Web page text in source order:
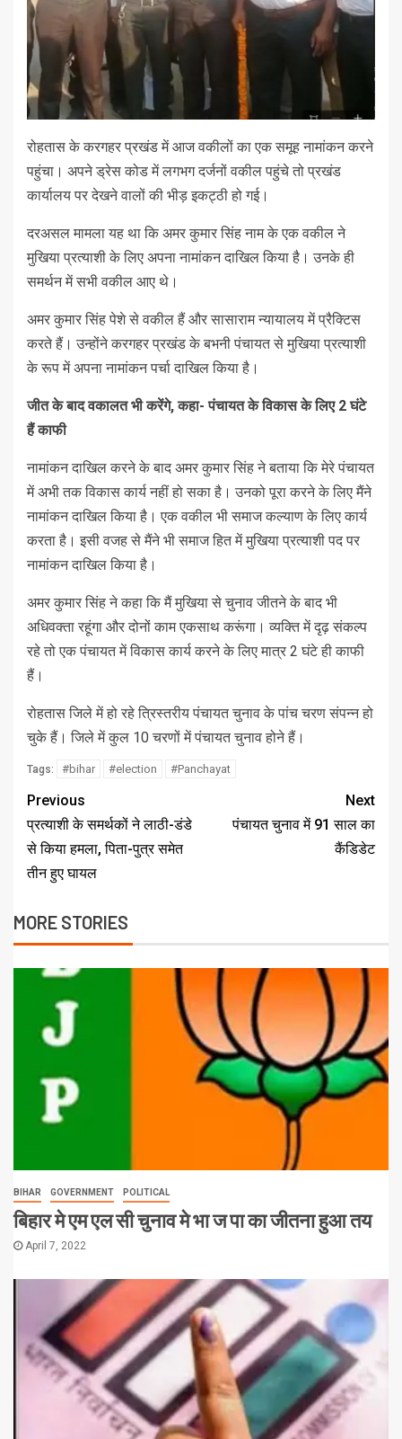
रोहतास के करगहर प्रखंड में आज वकीलों का एक समूह नामांकन करने
पहुंचा। अपने ड्रेस कोड में लगभग दर्जनों वकील पहुंचे तो प्रखंड
कार्यालय पर देखने वालों की भीड़ इकट्ठी हो गई।
दरअसल मामला यह था कि अमर कुमार सिंह नाम के एक वकील ने
मुखिया प्रत्याशी के लिए अपना नामांकन दाखिल किया है। उनके ही
समर्थन में सभी वकील आए थे।
अमर कुमार सिंह पेशे से वकील हैं और सासाराम न्यायालय में प्रैक्टिस
करते हैं। उन्होंने करगहर प्रखंड के बभनी पंचायत से मुखिया प्रत्याशी
के रूप में अपना नामांकन पर्चा दाखिल किया है।
जीत के बाद वकालत भी करेंगे,कहा- पंचायत के विकास के लिए 2घंटे
हैं काफी
नामांकन दाखिल करने के बाद अमर कुमार सिंह ने बताया कि मेरे पंचायत
में अभी तक विकास कार्य नहीं हो सका है। उनको पूरा करने के लिए मैंने
नामांकन दाखिल किया है। एक वकील भी समाज कल्याण के लिए कार्य
करता है। इसी वजह से मैंने भी समाज हित में मुखिया प्रत्याशी पद पर
नामांकन दाखिल किया है।
अमर कुमार सिंह ने कहा कि मैं मुखिया से चुनाव जीतने के बाद भी
अधिवक्ता रहूंगा और दोनों काम एकसाथ करूंगा। व्यक्ति में दृढ़ संकल्प
रहे तो एक पंचायत में विकास कार्य करने के लिए मात्र 2 घंटे ही काफी
हैं।
रोहतास जिले में हो रहे त्रिस्तरीय पंचायत चुनाव के पांच चरण संपन्न हो
चुके हैं। जिले में कुल 10 चरणों में पंचायत चुनाव होने हैं।
Tags: #bihar #election #Panchayat
Previous
प्रत्याशी के समर्थकों ने लाठी-डंडे
से किया हमला, पिता-पुत्र समेत
तीन हुए घायल
Next
पंचायत चुनाव में 91 साल का
कैंडिडेट
MORE STORIES
BIHAR GOVERNMENT POLITICAL
बिहार मे एम एल सी चुनाव मे भा ज पा का जीतना हुआ तय
April 7, 2022